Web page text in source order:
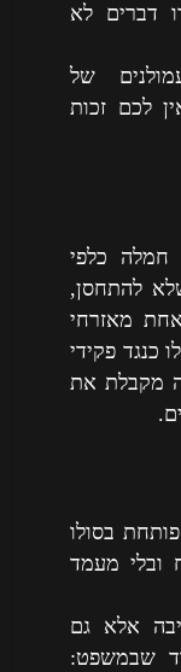
דברים לא
של
לכם זכות
כלפי
להתחסן,
מאזרחי
כנגד פקידי
מקבלת את
בסולו
ובלי מעמד
אלא גם
שבמשפט: